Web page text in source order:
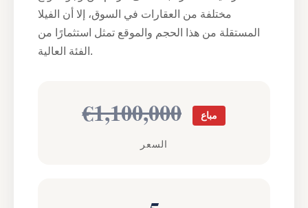
مختلفة من العقارات في السوق، إلا أن الفيلا
المستقلة من هذا الحجم والموقع تمثل استثمارًا من
الفئة العالية.
€1,100,000 مباع
السعر